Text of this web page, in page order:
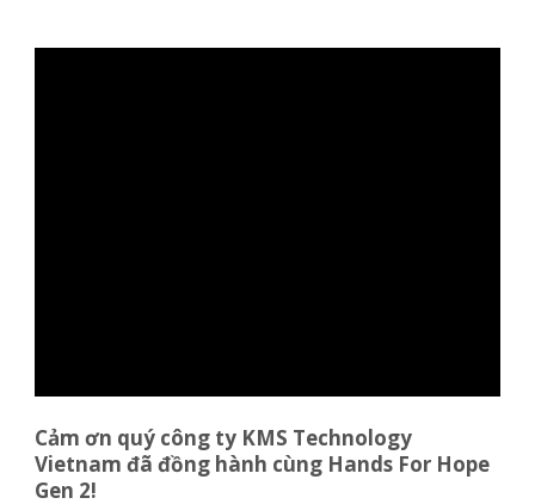
Cảm ơn quý công ty KMS Technology
Vietnam đã đồng hành cùng Hands For Hope
Gen 2!